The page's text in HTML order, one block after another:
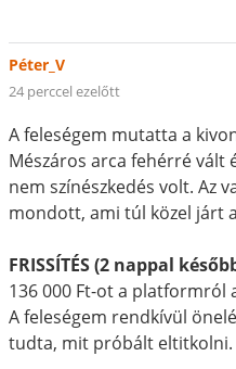
Péter_V
24 perccel ezelőtt
A feleségem mutatta a
Mészáros arca fehérré vált
nem színészkedés volt. Az
mondott, ami túl közel járt
FRISSÍTÉS (2 nappal
136 000 Ft-ot a platformról
A feleségem rendkívül
tudta, mit próbált eltitkolni.